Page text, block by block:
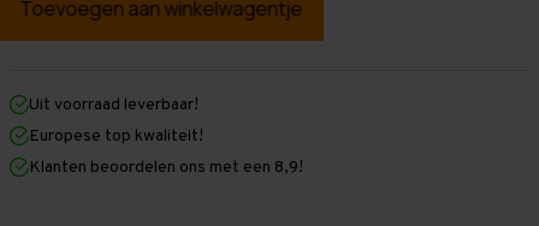
Grootvakstelling
mm
mm
x
1.000
mm
Grootvakstelling
mm
mm
1.000
mm
Uit voorraad leverbaar!
Europese top kwaliteit!
Klanten beoordelen ons met een 8,9!